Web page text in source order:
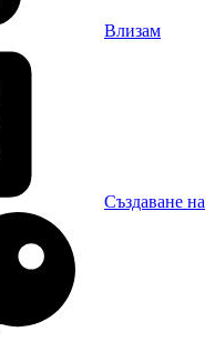
Влизам
Създаване на